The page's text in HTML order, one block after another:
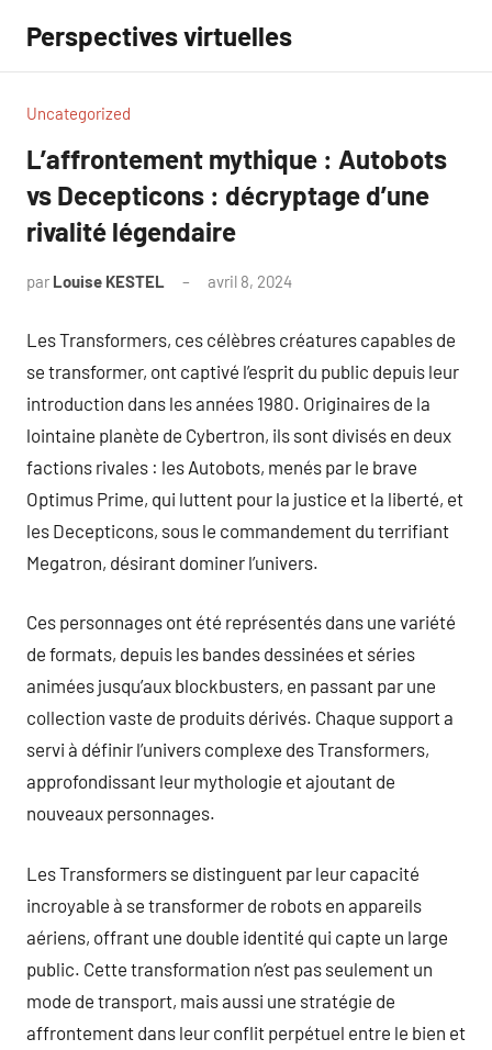
contenu
Perspectives virtuelles
Uncategorized
L’affrontement mythique : Autobots
vs Decepticons : décryptage d’une
rivalité légendaire
par Louise KESTEL avril 8, 2024
Les Transformers, ces célèbres créatures capables de
se transformer, ont captivé l’esprit du public depuis leur
introduction dans les années 1980. Originaires de la
lointaine planète de Cybertron, ils sont divisés en deux
factions rivales : les Autobots, menés par le brave
Optimus Prime, qui luttent pour la justice et la liberté, et
les Decepticons, sous le commandement du terrifiant
Megatron, désirant dominer l’univers.
Ces personnages ont été représentés dans une variété
de formats, depuis les bandes dessinées et séries
animées jusqu’aux blockbusters, en passant par une
collection vaste de produits dérivés. Chaque support a
servi à définir l’univers complexe des Transformers,
approfondissant leur mythologie et ajoutant de
nouveaux personnages.
Les Transformers se distinguent par leur capacité
incroyable à se transformer de robots en appareils
aériens, offrant une double identité qui capte un large
public. Cette transformation n’est pas seulement un
mode de transport, mais aussi une stratégie de
affrontement dans leur conflit perpétuel entre le bien et